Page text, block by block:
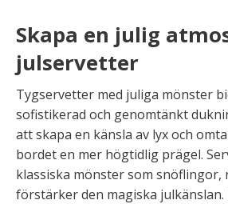
Skapa en julig
julservetter
Tygservetter med juliga mönster
sofistikerad och genomtänkt
att skapa en känsla av lyx och
bordet en mer högtidlig prägel.
klassiska mönster som
förstärker den magiska